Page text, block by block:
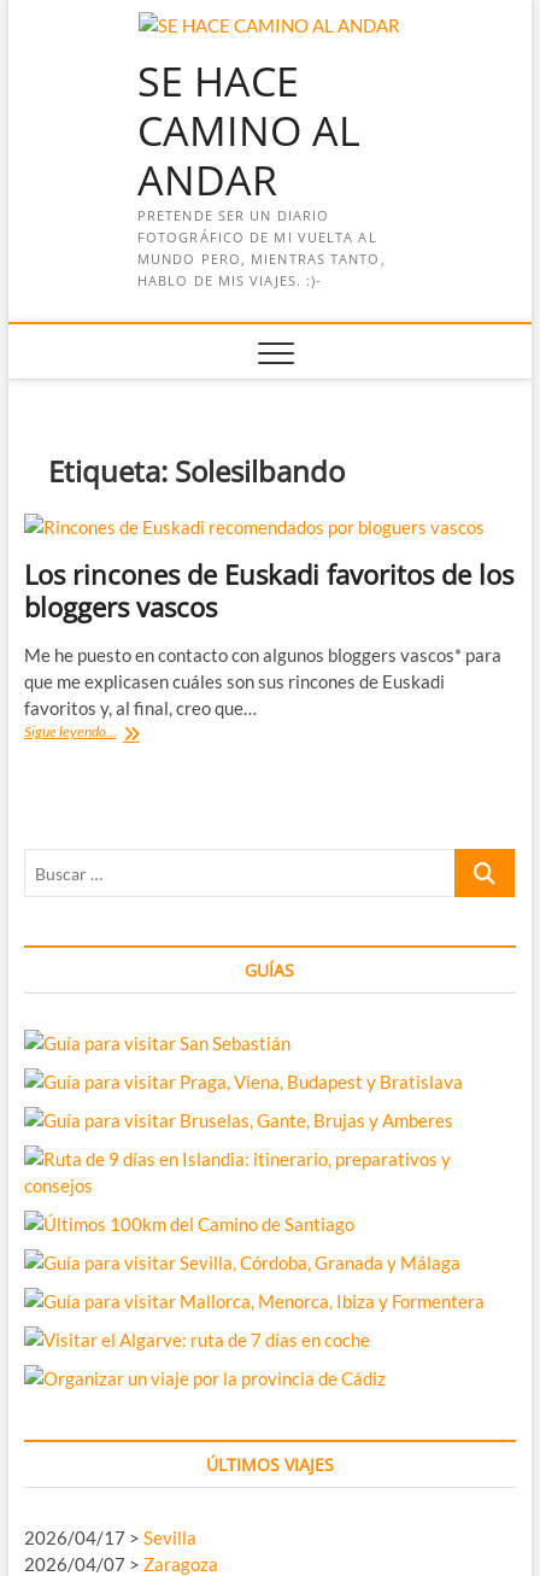
SE HACE
CAMINO AL
ANDAR
PRETENDE SER UN DIARIO
FOTOGRÁFICO DE MI VUELTA AL
MUNDO PERO, MIENTRAS TANTO,
HABLO DE MIS VIAJES. :)-
Etiqueta: Solesilbando
Los rincones de Euskadi favoritos de los
bloggers vascos
Me he puesto en contacto con algunos bloggers vascos* para
que me explicasen cuáles son sus rincones de Euskadi
favoritos y, al final, creo que…
Sigue leyendo... Los
Buscar
GUÍAS
ÚLTIMOS VIAJES
2026/04/17 > Sevilla
2026/04/07 > Zaragoza